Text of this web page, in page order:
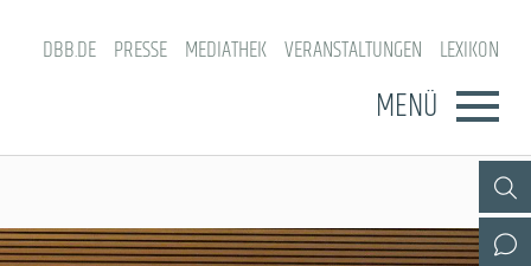
DBB.DE PRESSE MEDIATHEK VERANSTALTUNGEN LEXIKON
MENÜ